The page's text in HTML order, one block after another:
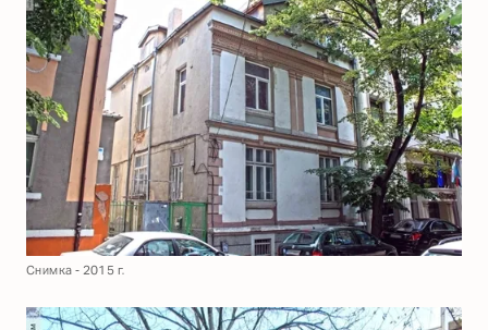
Снимка - 2015 г.